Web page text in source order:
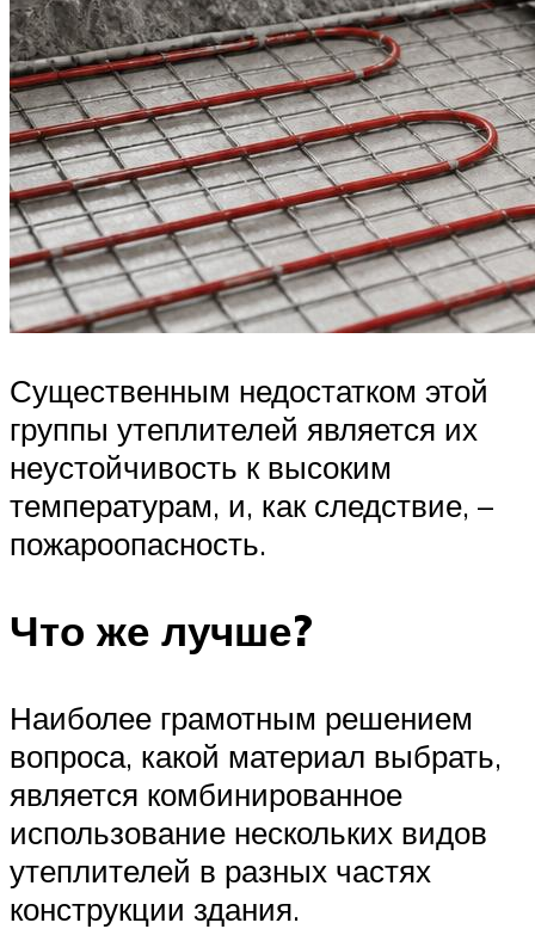
Существенным недостатком этой
группы утеплителей является их
неустойчивость к высоким
температурам, и, как следствие, –
пожароопасность.
Что же лучше?
Наиболее грамотным решением
вопроса, какой материал выбрать,
является комбинированное
использование нескольких видов
утеплителей в разных частях
конструкции здания.